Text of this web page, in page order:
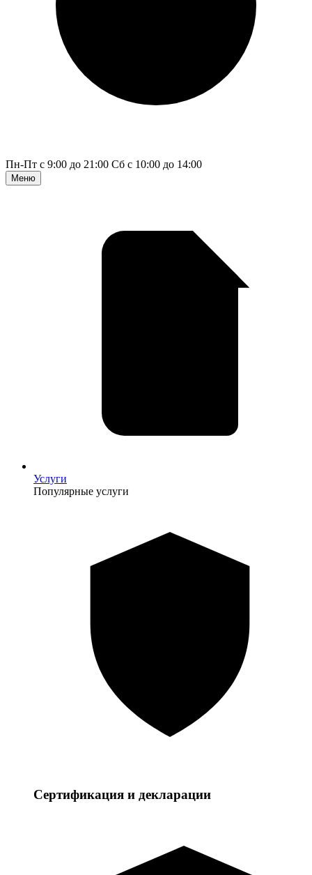
Пн-Пт с 9:00 до 21:00 Сб с 10:00 до 14:00
Меню
Услуги
Популярные услуги
Сертификация и декларации